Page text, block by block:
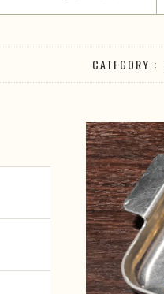
CATEGORY